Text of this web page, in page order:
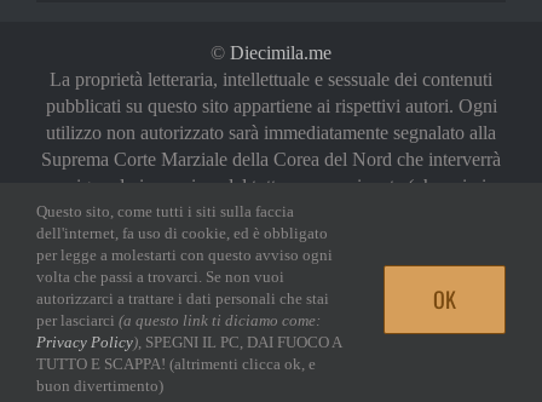
© Diecimila.me
La proprietà letteraria, intellettuale e sessuale dei contenuti
pubblicati su questo sito appartiene ai rispettivi autori. Ogni
utilizzo non autorizzato sarà immediatamente segnalato alla
Suprema Corte Marziale della Corea del Nord che interverrà
a riguardo in maniera del tutto sproporzionata (oh, noi vi
abbiamo avvertiti)
Privacy Policy|Login
FacebookTwitterYouTube
Questo sito, come tutti i siti sulla faccia
dell'internet, fa uso di cookie, ed è obbligato
per legge a molestarti con questo avviso ogni
volta che passi a trovarci. Se non vuoi
autorizzarci a trattare i dati personali che stai
per lasciarci (a questo link ti diciamo come:
Privacy Policy), SPEGNI IL PC, DAI FUOCO A
TUTTO E SCAPPA! (altrimenti clicca ok, e
buon divertimento)
OK